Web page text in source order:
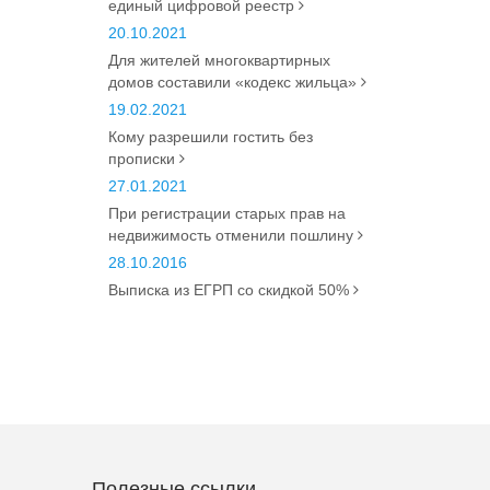
единый цифровой реестр
20.10.2021
Для жителей многоквартирных
домов составили «кодекс жильца»
19.02.2021
Кому разрешили гостить без
прописки
27.01.2021
При регистрации старых прав на
недвижимость отменили пошлину
28.10.2016
Выписка из ЕГРП со скидкой 50%